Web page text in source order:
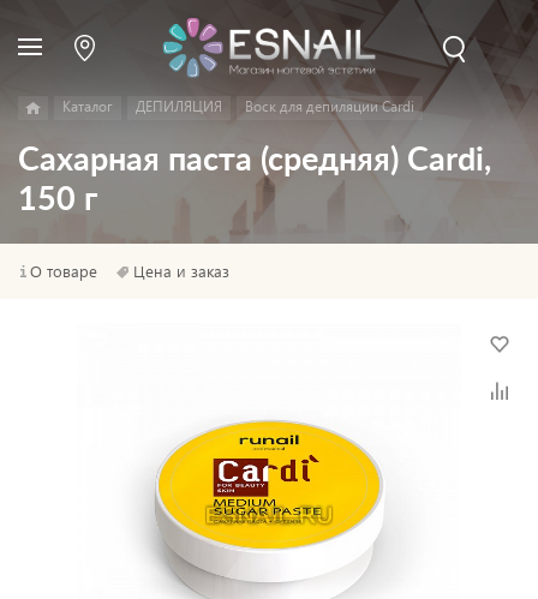
Каталог ДЕПИЛЯЦИЯ Воск для депиляции Cardi
Сахарная паста (средняя) Cardi,
150 г
О товаре Цена и заказ